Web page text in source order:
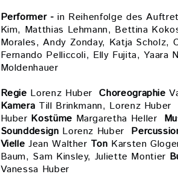
Performer -in Reihenfolge des
Kim, Matthias Lehmann, Bettina
Morales, Andy Zonday, Katja Scholz,
Fernando Pelliccoli, Elly Fujita, Yaara
Moldenhauer
Regie Lorenz Huber Choreographie
Kamera Till Brinkmann, Lorenz Huber
Huber Kostüme Margaretha Heller
Sounddesign Lorenz Huber
Vielle Jean Walther Ton Karsten
Baum, Sam Kinsley, Juliette Montier
Vanessa Huber